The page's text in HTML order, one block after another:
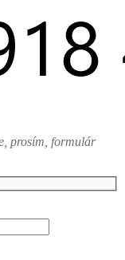
prosím, formulár